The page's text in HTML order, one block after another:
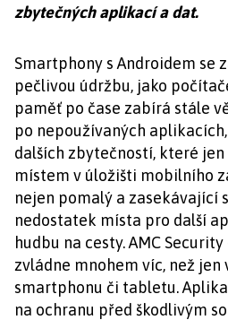
zbytečných aplikací a dat.
Smartphony s Androidem se
pečlivou údržbu, jako
paměť po čase zabírá stále
po nepoužívaných
dalších zbytečností, které
místem v úložišti mobilního
nejen pomalý a zasekávající
nedostatek místa pro další
hudbu na cesty. AMC
zvládne mnohem víc, než
smartphonu či tabletu.
na ochranu před škodlivým